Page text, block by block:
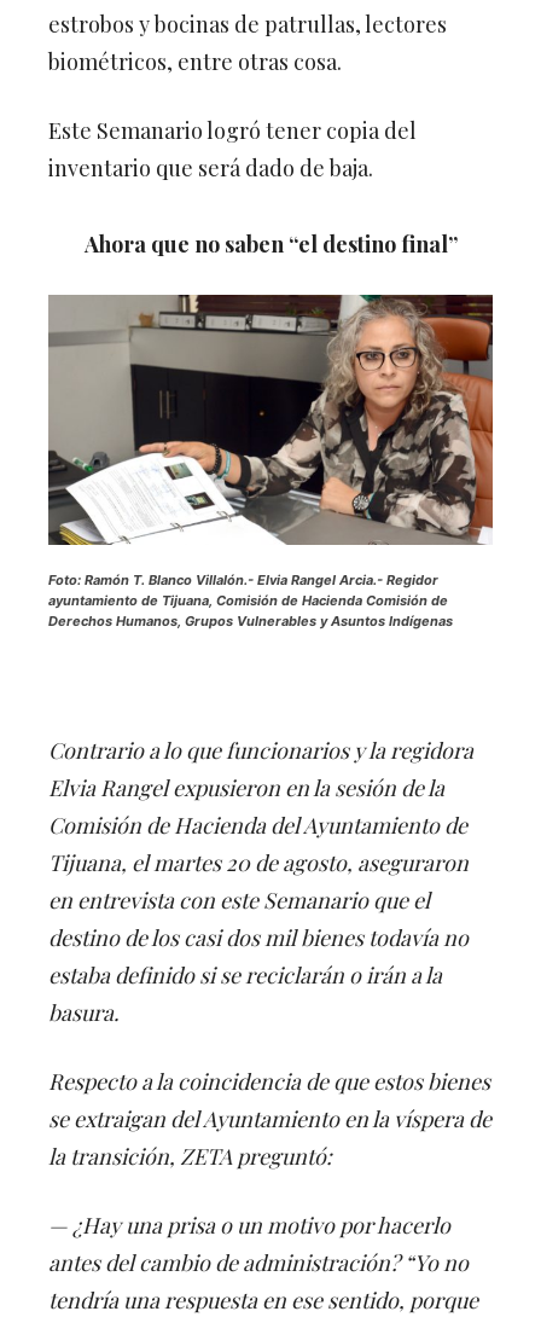
estrobos y bocinas de patrullas, lectores
biométricos, entre otras cosa.
Este Semanario logró tener copia del
inventario que será dado de baja.
Ahora que no saben “el destino final”
Foto: Ramón T. Blanco Villalón.- Elvia Rangel Arcia.- Regidor
ayuntamiento de Tijuana, Comisión de Hacienda Comisión de
Derechos Humanos, Grupos Vulnerables y Asuntos Indígenas
Contrario a lo que funcionarios y la regidora
Elvia Rangel expusieron en la sesión de la
Comisión de Hacienda del Ayuntamiento de
Tijuana, el martes 20 de agosto, aseguraron
en entrevista con este Semanario que el
destino de los casi dos mil bienes todavía no
estaba definido si se reciclarán o irán a la
basura.
Respecto a la coincidencia de que estos bienes
se extraigan del Ayuntamiento en la víspera de
la transición, ZETA preguntó:
— ¿Hay una prisa o un motivo por hacerlo
antes del cambio de administración? “Yo no
tendría una respuesta en ese sentido, porque